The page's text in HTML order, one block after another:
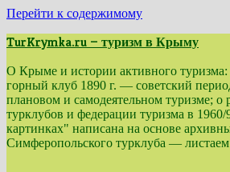
Перейти к содержимому
TurKrymka.ru — туризм в Крыму
О Крыме и истории активного
горный клуб 1890 г. — советский
плановом и самодеятельном туризме; о
турклубов и федерации туризма в
картинках" написана на основе
Симферопольского турклуба —